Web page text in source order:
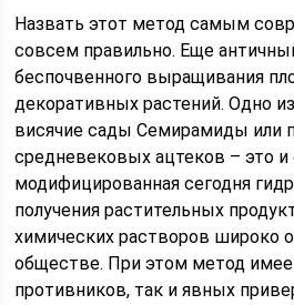
Назвать этот метод самым
совсем правильно. Еще
беспочвенного выращивания
декоративных растений. Одно
висячие сады Семирамиды или
средневековых ацтеков – это и
модифицированная сегодня
получения растительных
химических растворов широко
обществе. При этом метод
противников, так и явных